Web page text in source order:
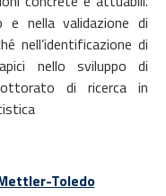
e nella validazione di
nell’identificazione di
nello sviluppo di
di ricerca in
Toledo